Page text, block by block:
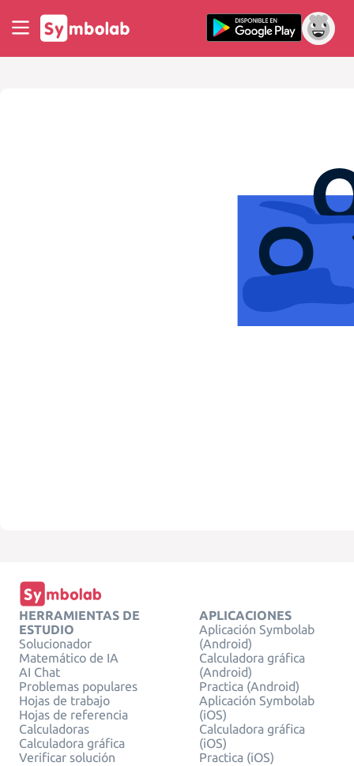
HERRAMIENTAS DE
ESTUDIO
Solucionador
Matemático de IA
AI Chat
Problemas populares
Hojas de trabajo
Hojas de referencia
Calculadoras
Calculadora gráfica
Verificar solución
APLICACIONES
Aplicación Symbolab
(Android)
Calculadora gráfica
(Android)
Practica (Android)
Aplicación Symbolab
(iOS)
Calculadora gráfica
(iOS)
Practica (iOS)